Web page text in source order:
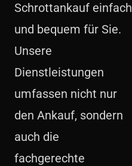
Schrottankauf einfach
und bequem für Sie.
Unsere
Dienstleistungen
umfassen nicht nur
den Ankauf, sondern
auch die
fachgerechte